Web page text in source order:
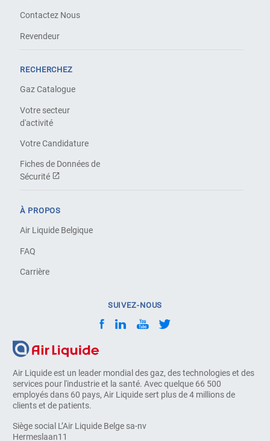
Air Liquide est un leader mondial des gaz, des technologies et des
services pour l'industrie et la santé. Avec quelque 66 500
employés dans 60 pays, Air Liquide sert plus de 4 millions de
clients et de patients.
Siège social L’Air Liquide Belge sa-nv
Hermeslaan11
Contactez Nous
Revendeur
RECHERCHEZ
Gaz Catalogue
Votre secteur
d'activité
Votre Candidature
Fiches de Données de
Sécurité
À PROPOS
Air Liquide Belgique
FAQ
Carrière
SUIVEZ-NOUS